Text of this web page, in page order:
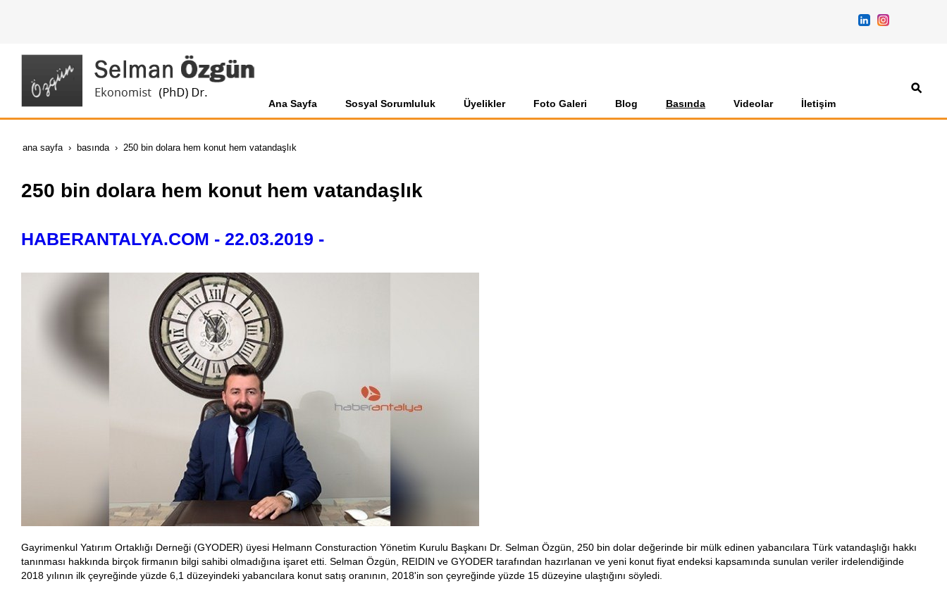
Ana Sayfa Sosyal Sorumluluk Üyelikler Foto Galeri Blog Basında Videolar İletişim
ana sayfa basında 250 bin dolara hem konut hem vatandaşlık
250 bin dolara hem konut hem vatandaşlık
HABERANTALYA.COM - 22.03.2019 -
Gayrimenkul Yatırım Ortaklığı Derneği (GYODER) üyesi Helmann Consturaction Yönetim Kurulu Başkanı Dr. Selman Özgün, 250 bin dolar değerinde bir mülk edinen yabancılara Türk vatandaşlığı hakkı
tanınması hakkında birçok firmanın bilgi sahibi olmadığına işaret etti. Selman Özgün, REIDIN ve GYODER tarafından hazırlanan ve yeni konut fiyat endeksi kapsamında sunulan veriler irdelendiğinde
2018 yılının ilk çeyreğinde yüzde 6,1 düzeyindeki yabancılara konut satış oranının, 2018'in son çeyreğinde yüzde 15 düzeyine ulaştığını söyledi.